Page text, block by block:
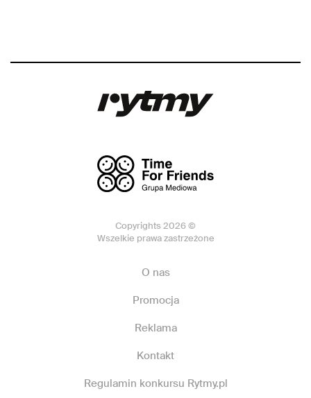
Copyrights 2026 ©
Wszelkie prawa zastrzeżone
O nas
Promocja
Reklama
Kontakt
Regulamin konkursu Rytmy.pl